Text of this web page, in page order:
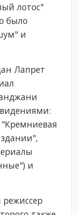
лотос"
было
и
Лапрет
и